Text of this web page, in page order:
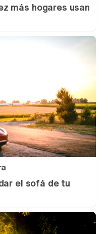
más hogares usan
el sofá de tu